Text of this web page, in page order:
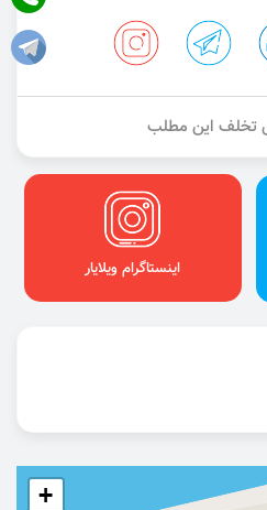
تخلف این مطلب
اینستاگرام ویلایار
+